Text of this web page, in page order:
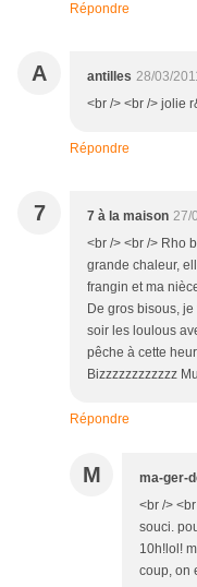
Répondre
A antilles 28/03/
<br /> <br /> jolie
Répondre
7 7 à la maison 27/
<br /> <br /> Rho
grande chaleur,
frangin et ma
De gros bisous,
soir les loulous
pêche à cette
Bizzzzzzzzzzzz
Répondre
M ma-ger-
<br />
souci.
10h!lol!
coup, on